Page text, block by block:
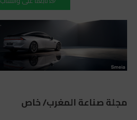
مجلة صناعة المغرب/ خاص